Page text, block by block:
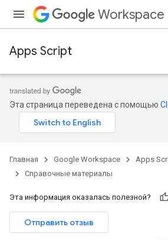
Workspace
Apps Script
Эта страница переведена с помощью
Главная Google Workspace
Apps
Справочные материалы
Эта информация оказалась полезной?
Отправить отзыв